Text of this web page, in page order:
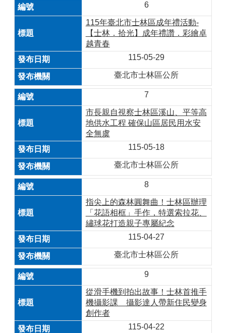
6
115年臺北市士林區成年禮活動-
【士林．拾光】成年禮讚．彩繪卓
越青春
115-05-29
臺北市士林區公所
7
市長親自視察士林區溪山、平等高
地供水工程 確保山區居民用水安
全無虞
115-05-18
臺北市士林區公所
8
指尖上的森林圓舞曲！士林區辦理
「花語相框」手作，特選索拉花、
繡球花打造親子專屬紀念
115-04-27
臺北市士林區公所
9
從滑手機到拍出故事！士林首推手
機攝影課 攝影達人帶新住民變身
創作者
115-04-22